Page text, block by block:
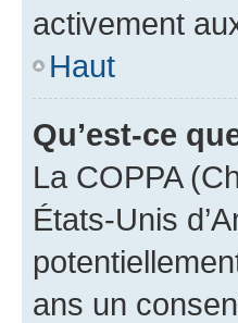
activement
Haut
Qu’est-ce
La COPPA
États-Unis
ans un